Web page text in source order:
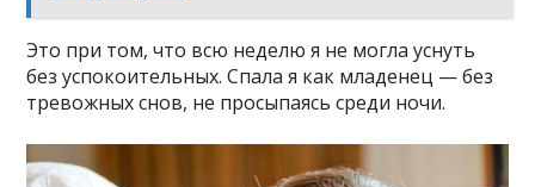
Это при том, что всю неделю я не могла уснуть
без успокоительных. Спала я как младенец — без
тревожных снов, не просыпаясь среди ночи.